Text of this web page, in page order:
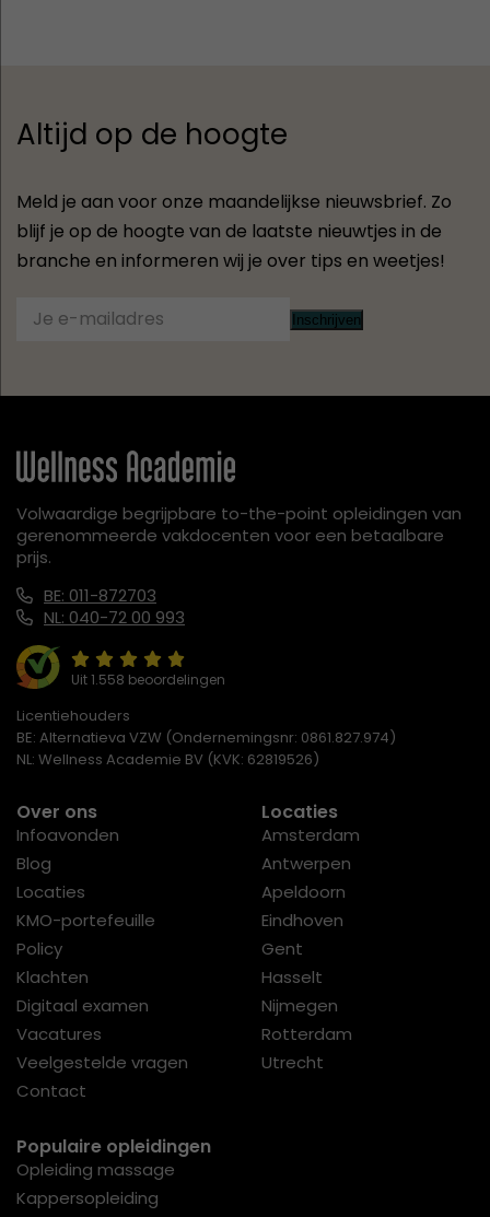
Altijd op de hoogte
Meld je aan voor onze maandelijkse nieuwsbrief. Zo
blijf je op de hoogte van de laatste nieuwtjes in de
branche en informeren wij je over tips en weetjes!
Inschrijven
Volwaardige begrijpbare to-the-point opleidingen van
gerenommeerde vakdocenten voor een betaalbare
prijs.
BE: 011-872703
NL: 040-72 00 993
Uit 1.558 beoordelingen
Licentiehouders
BE: Alternatieva VZW (Ondernemingsnr: 0861.827.974)
NL: Wellness Academie BV (KVK: 62819526)
Over ons
Infoavonden
Blog
Locaties
KMO-portefeuille
Policy
Klachten
Digitaal examen
Vacatures
Veelgestelde vragen
Contact
Locaties
Amsterdam
Antwerpen
Apeldoorn
Eindhoven
Gent
Hasselt
Nijmegen
Rotterdam
Utrecht
Populaire opleidingen
Opleiding massage
Kappersopleiding